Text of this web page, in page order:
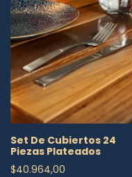
Set De Cubiertos 24
Piezas Plateados
$40.964,00